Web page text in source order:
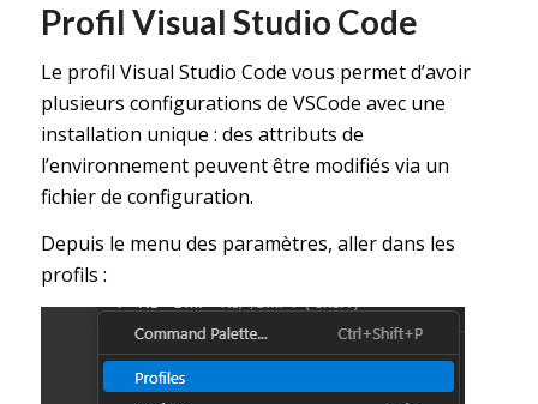
Profil Visual Studio Code
Le profil Visual Studio Code vous permet d’avoir
plusieurs configurations de VSCode avec une
installation unique : des attributs de
l’environnement peuvent être modifiés via un
fichier de configuration.
Depuis le menu des paramètres, aller dans les
profils :